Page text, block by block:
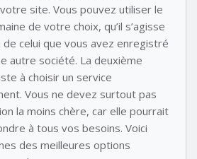
site. Vous pouvez utiliser le
de votre choix, qu’il s’agisse
celui que vous avez enregistré
autre société. La deuxième
à choisir un service
Vous ne devez surtout pas
la moins chère, car elle pourrait
à tous vos besoins. Voici
des meilleures options